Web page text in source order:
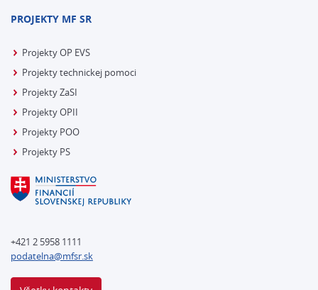
PROJEKTY MF SR
Projekty OP EVS
Projekty technickej pomoci
Projekty ZaSI
Projekty OPII
Projekty POO
Projekty PS
+421 2 5958 1111
podatelna@mfsr.sk